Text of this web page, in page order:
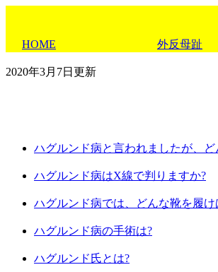
HOME
外反母趾
2020年3月7日更新
ハグルンド病と言われましたが、
ハグルンド病はX線で判りますか?
ハグルンド病では、どんな靴を履
ハグルンド病の手術は?
ハグルンド氏とは?